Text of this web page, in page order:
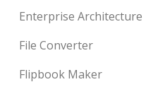
Enterprise Architecture
File Converter
Flipbook Maker